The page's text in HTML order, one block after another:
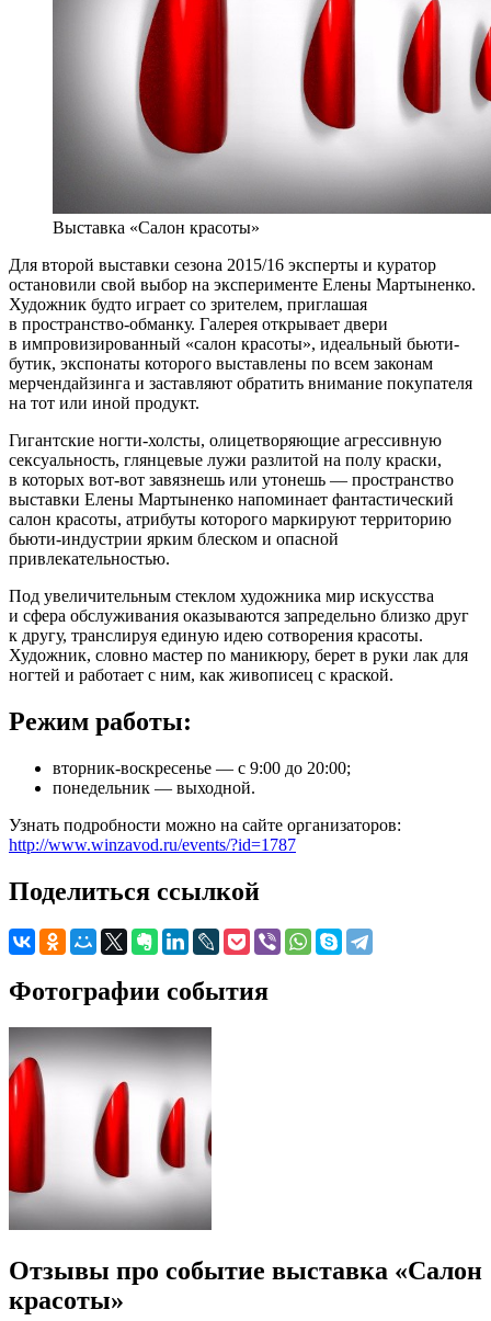
Выставка «Салон красоты»
Для второй выставки сезона 2015/16 эксперты и куратор
остановили свой выбор на эксперименте Елены Мартыненко.
Художник будто играет со зрителем, приглашая
в пространство-обманку. Галерея открывает двери
в импровизированный «салон красоты», идеальный бьюти-
бутик, экспонаты которого выставлены по всем законам
мерчендайзинга и заставляют обратить внимание покупателя
на тот или иной продукт.
Гигантские ногти-холсты, олицетворяющие агрессивную
сексуальность, глянцевые лужи разлитой на полу краски,
в которых вот-вот завязнешь или утонешь — пространство
выставки Елены Мартыненко напоминает фантастический
салон красоты, атрибуты которого маркируют территорию
бьюти-индустрии ярким блеском и опасной
привлекательностью.
Под увеличительным стеклом художника мир искусства
и сфера обслуживания оказываются запредельно близко друг
к другу, транслируя единую идею сотворения красоты.
Художник, словно мастер по маникюру, берет в руки лак для
ногтей и работает с ним, как живописец с краской.
Режим работы:
вторник-воскресенье — с 9:00 до 20:00;
понедельник — выходной.
Узнать подробности можно на сайте организаторов:
http://www.winzavod.ru/events/?id=1787
Поделиться ссылкой
Фотографии события
Отзывы про событие выставка «Салон
красоты»